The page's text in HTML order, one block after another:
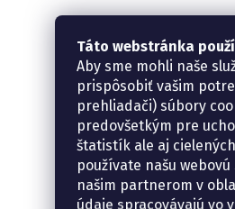
Táto webstránka
Aby sme mohli naše
prispôsobiť vašim
prehliadači) súbory
predovšetkým pre
štatistík ale aj
používate našu
našim partnerom v
údaje spracovávajú vo